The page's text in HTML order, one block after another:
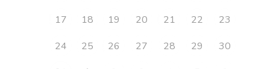
17 18 19 20 21 22
23
24
25 26 27 28 29
30